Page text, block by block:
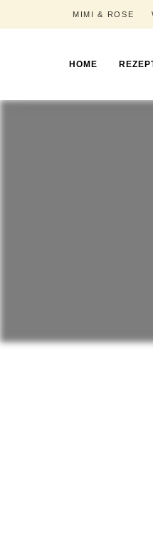
MIMI & ROSE
HOME